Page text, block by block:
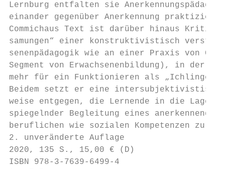
Lernburg entfalten sie
einander gegenüber Anerkennung
Commichaus Text ist darüber hinaus Kritik
samungen“ einer konstruktivistisch
senenpädagogik wie an einer Praxis von
Segment von Erwachsenenbildung), in der
mehr für ein Funktionieren als „Ichlinge“
Beidem setzt er eine intersubjektivistische
weise entgegen, die Lernende in die Lage
spiegelnder Begleitung eines
beruflichen wie sozialen Kompetenzen zu
2. unveränderte Auflage
2020, 135 S., 15,00 € (D)
ISBN 978-3-7639-6499-4